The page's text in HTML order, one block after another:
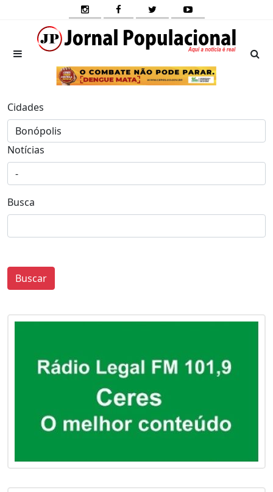
Cidades
Notícias
Busca
Buscar